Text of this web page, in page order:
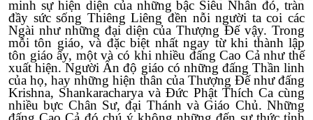
minh sự hiện diện của những bậc Siêu Nhân đó, tràn
đầy sức sống Thiêng Liêng đền nỗi người ta coi các
Ngài như những đại diện của Thượng Đế vậy. Trong
mỗi tôn giáo, và đặc biệt nhất ngay từ khi thành lập
tôn giáo ấy, một và có khi nhiều đấng Cao Cả như thế
xuất hiện. Người Ấn độ giáo có những đấng Thần linh
của họ, hay những hiện thân của Thượng Đế như đấng
Krishna, Shankaracharya và Đức Phật Thích Ca cùng
nhiều bực Chân Sư, đại Thánh và Giáo Chủ. Những